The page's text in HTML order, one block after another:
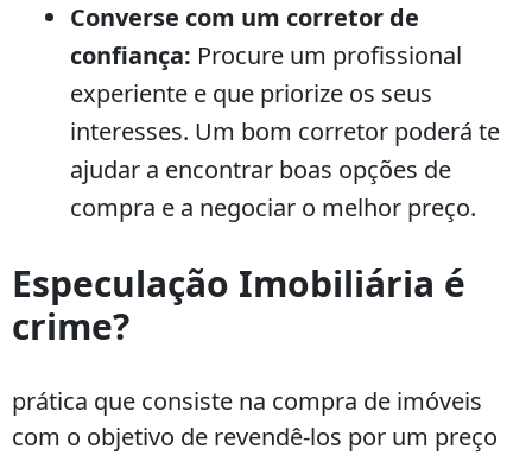
Converse com um corretor de
confiança: Procure um profissional
experiente e que priorize os seus
interesses. Um bom corretor poderá te
ajudar a encontrar boas opções de
compra e a negociar o melhor preço.
Especulação Imobiliária é
crime?
prática que consiste na compra de imóveis
com o objetivo de revendê-los por um preço